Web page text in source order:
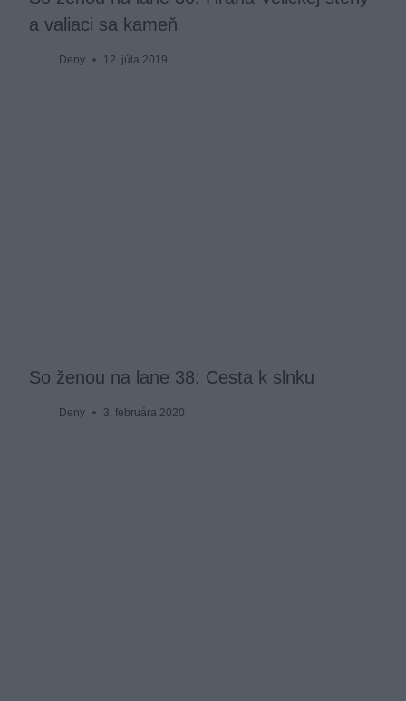
a valiaci sa kameň
Deny 12. júla 2019
So ženou na lane 38: Cesta k slnku
Deny 3. februára 2020